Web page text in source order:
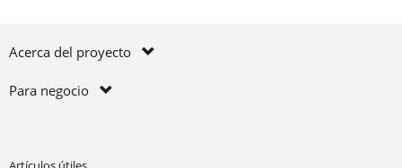
Acerca del proyecto
Para negocio